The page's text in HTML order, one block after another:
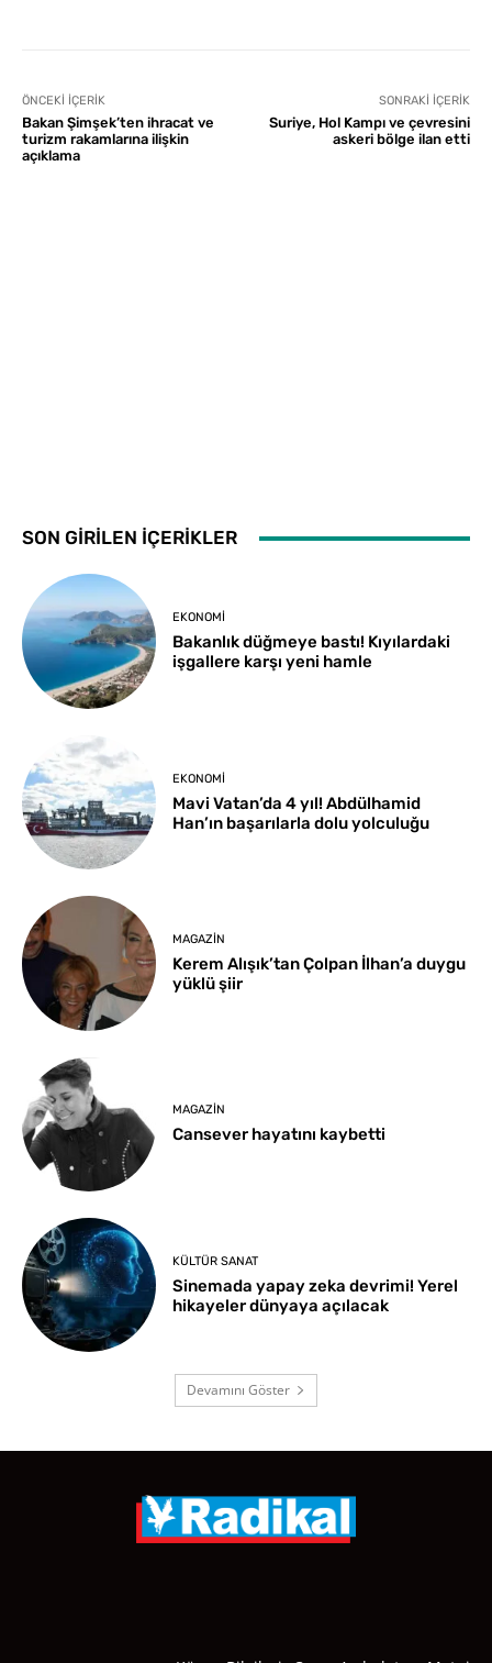
ÖNCEKI İÇERIK
Bakan Şimşek’ten ihracat ve
turizm rakamlarına ilişkin
açıklama
SONRAKI İÇERIK
Suriye, Hol Kampı ve çevresini
askeri bölge ilan etti
SON GİRİLEN İÇERİKLER
EKONOMI
Bakanlık düğmeye bastı! Kıyılardaki
işgallere karşı yeni hamle
EKONOMI
Mavi Vatan’da 4 yıl! Abdülhamid
Han’ın başarılarla dolu yolculuğu
MAGAZIN
Kerem Alışık’tan Çolpan İlhan’a duygu
yüklü şiir
MAGAZIN
Cansever hayatını kaybetti
KÜLTÜR SANAT
Sinemada yapay zeka devrimi! Yerel
hikayeler dünyaya açılacak
Devamını Göster